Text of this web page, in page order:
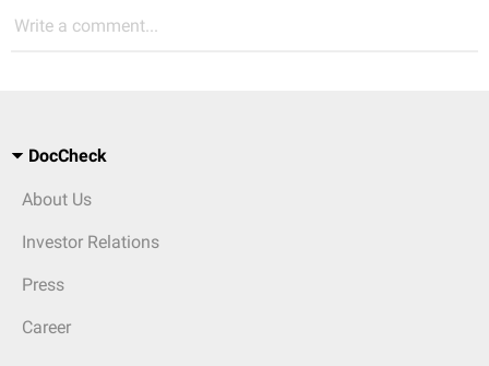
Write a comment...
DocCheck
About Us
Investor Relations
Press
Career